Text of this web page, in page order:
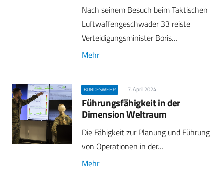
Nach seinem Besuch beim Taktischen
Luftwaffengeschwader 33 reiste
Verteidigungsminister Boris…
Mehr
BUNDESWEHR 7. April 2024
Führungsfähigkeit in der
Dimension Weltraum
Die Fähigkeit zur Planung und Führung
von Operationen in der…
Mehr